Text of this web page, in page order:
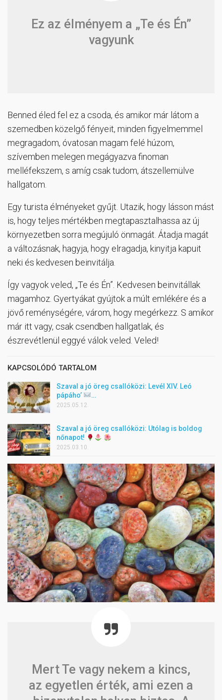
Ez az élményem a „Te és Én”
vagyunk
Benned éled fel ez a csoda, és amikor már látom a
szemedben közelgő fényeit, minden figyelmemmel
megragadom, óvatosan magam felé húzom,
szívemben melegen megágyazva finoman
melléfekszem, s amíg csak tudom, átszellemülve
hallgatom.
Egy turista élményeket gyűjt. Utazik, hogy lásson mást
is, hogy teljes mértékben megtapasztalhassa az új
környezetben sorra megújuló önmagát. Átadja magát
a változásnak, hagyja, hogy elragadja, kinyitja kapuit
neki és kedvesen beinvitálja.
Így vagyok veled, „Te és Én”. Kedvesen beinvitállak
magamhoz. Gyertyákat gyújtok a múlt emlékére és a
jövő reménységére, várom, hogy megérkezz. S amikor
már itt vagy, csak csendben hallgatlak, és
észrevétlenül eggyé válok veled. Veled!
KAPCSOLÓDÓ TARTALOM
Szaval a jó öreg csallóközi: Levél XIV. Leó
pápáho’
…
2025.05.12.
Szaval a jó öreg csallóközi: Utólag is boldog
nőnapot!
2025.03.10.
Mert Te vagy nekem a kincs,
az egyetlen érték, ami ezen a